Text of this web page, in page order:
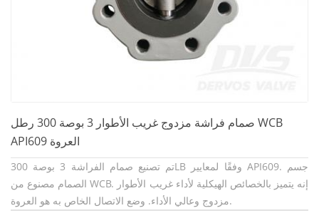
صمام فراشة مزدوج غريب الأطوار 3 بوصة 300 رطل WCB
API609 العروة
تم تصنيع صمام الفراشة 3 بوصة 300LB وفقًا لمعايير API609. جسم
الصمام مصنوع من WCB. إنه يتميز بالخصائص الهيكلية لأداء غريب الأطوار
مزدوج وعالي الأداء. وضع الاتصال الخاص به هو العروة.